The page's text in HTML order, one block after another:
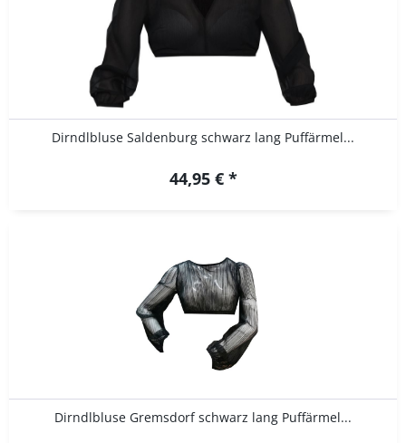
Dirndlbluse Saldenburg schwarz lang Puffärmel...
44,95 € *
Dirndlbluse Gremsdorf schwarz lang Puffärmel...